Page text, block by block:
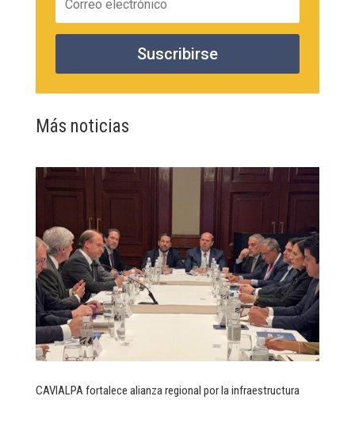
Suscribirse
Más noticias
CAVIALPA fortalece alianza regional por la infraestructura